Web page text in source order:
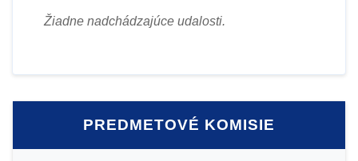
Žiadne nadchádzajúce udalosti.
PREDMETOVÉ KOMISIE